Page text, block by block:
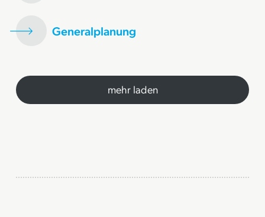
Generalplanung
mehr laden